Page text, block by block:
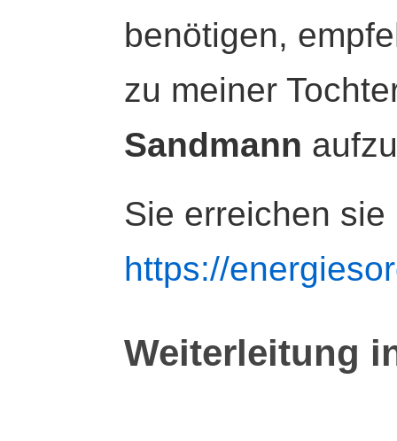
benötigen,
zu meiner
Sandmann
Sie erreichen sie
https://
Weiterleitung